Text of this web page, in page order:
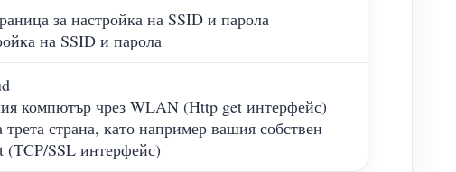
за настройка на SSID и парола
на SSID и парола
компютър чрез WLAN (Http get интерфейс)
страна, като например вашия собствен
(TCP/SSL интерфейс)